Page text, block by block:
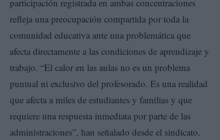
participación registrada en ambas concentraciones
refleja una preocupación compartida por toda la
comunidad educativa ante una problemática que
afecta directamente a las condiciones de aprendizaje y
trabajo. “El calor en las aulas no es un problema
puntual ni exclusivo del profesorado. Es una realidad
que afecta a miles de estudiantes y familias y que
requiere una respuesta inmediata por parte de las
administraciones”, han señalado desde el sindicato.